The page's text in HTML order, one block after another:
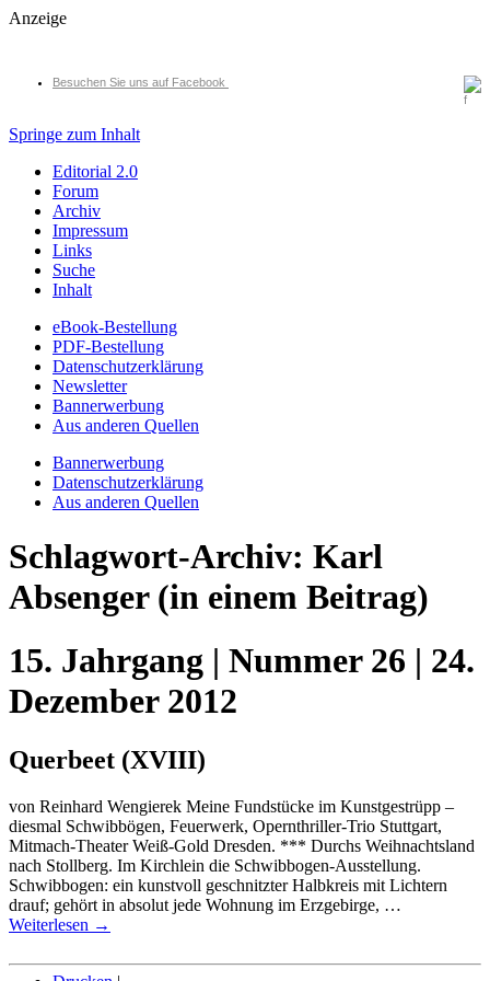
Anzeige
Besuchen Sie uns auf Facebook
Springe zum Inhalt
Editorial 2.0
Forum
Archiv
Impressum
Links
Suche
Inhalt
eBook-Bestellung
PDF-Bestellung
Datenschutzerklärung
Newsletter
Bannerwerbung
Aus anderen Quellen
Bannerwerbung
Datenschutzerklärung
Aus anderen Quellen
Schlagwort-Archiv: Karl
Absenger(in einem Beitrag)
15. Jahrgang | Nummer 26 | 24.
Dezember 2012
Querbeet (XVIII)
von Reinhard Wengierek Meine Fundstücke im Kunstgestrüpp –
diesmal Schwibbögen, Feuerwerk, Opernthriller-Trio Stuttgart,
Mitmach-Theater Weiß-Gold Dresden. *** Durchs Weihnachtsland
nach Stollberg. Im Kirchlein die Schwibbogen-Ausstellung.
Schwibbogen: ein kunstvoll geschnitzter Halbkreis mit Lichtern
drauf; gehört in absolut jede Wohnung im Erzgebirge, …
Weiterlesen →